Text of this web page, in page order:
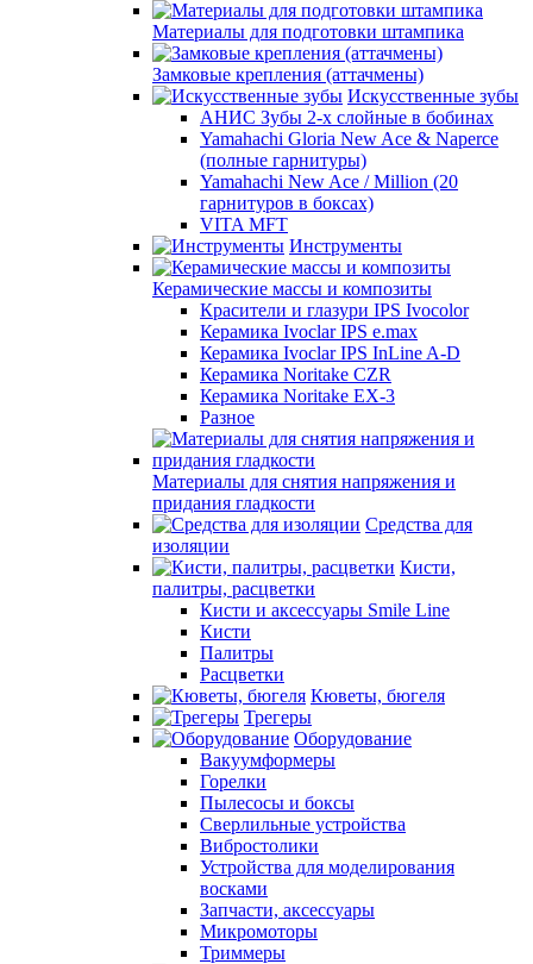
Материалы для подготовки штампика
Замковые крепления (аттачмены)
Искусственные зубы
АНИС Зубы 2-х слойные в бобинах
Yamahachi Gloria New Ace & Naperce
(полные гарнитуры)
Yamahachi New Ace / Million (20
гарнитуров в боксах)
VITA MFT
Инструменты
Керамические массы и композиты
Красители и глазури IPS Ivocolor
Керамика Ivoclar IPS e.max
Керамика Ivoclar IPS InLine A-D
Керамика Noritake CZR
Керамика Noritake EX-3
Разное
Материалы для снятия напряжения и
придания гладкости
Средства для
изоляции
Кисти,
палитры, расцветки
Кисти и аксессуары Smile Line
Кисти
Палитры
Расцветки
Кюветы, бюгеля
Трегеры
Оборудование
Вакуумформеры
Горелки
Пылесосы и боксы
Сверлильные устройства
Вибростолики
Устройства для моделирования
восками
Запчасти, аксессуары
Микромоторы
Триммеры